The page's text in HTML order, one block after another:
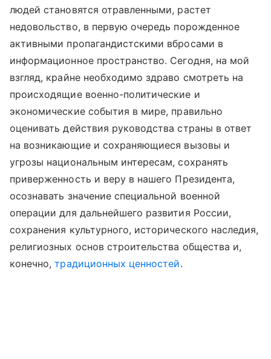
людей становятся отравленными, растет
недовольство, в первую очередь порожденное
активными пропагандистскими вбросами в
информационное пространство. Сегодня, на мой
взгляд, крайне необходимо здраво смотреть на
происходящие военно-политические и
экономические события в мире, правильно
оценивать действия руководства страны в ответ
на возникающие и сохраняющиеся вызовы и
угрозы национальным интересам, сохранять
приверженность и веру в нашего Президента,
осознавать значение специальной военной
операции для дальнейшего развития России,
сохранения культурного, исторического наследия,
религиозных основ строительства общества и,
конечно,традиционных ценностей.